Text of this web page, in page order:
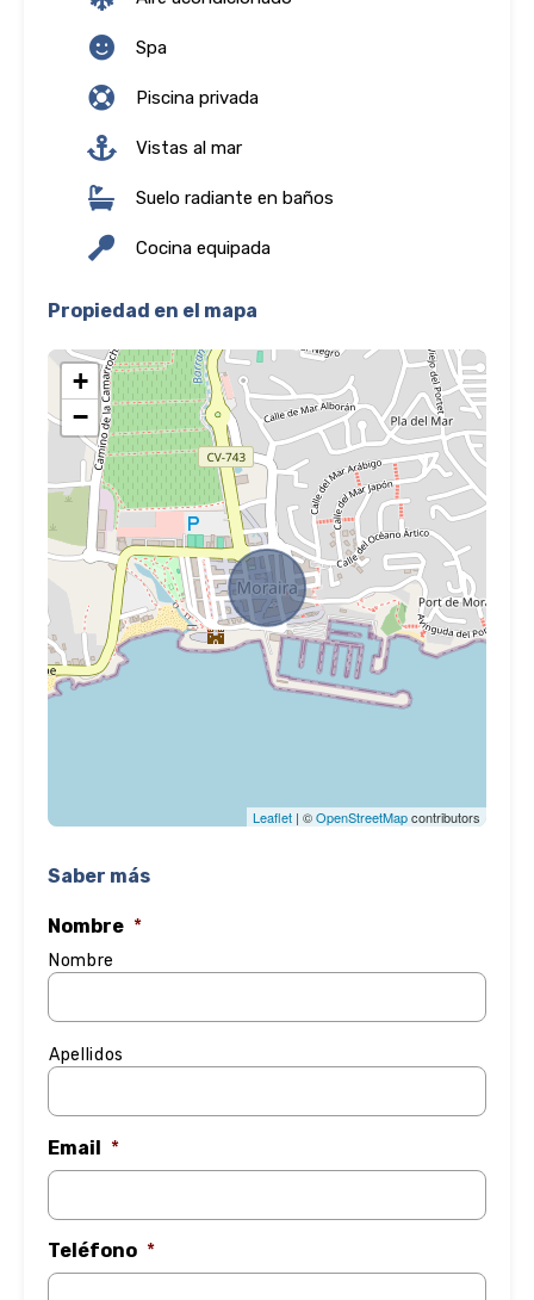
Spa
Piscina privada
Vistas al mar
Suelo radiante en baños
Cocina equipada
Propiedad en el mapa
+
−
Leaflet | ©OpenStreetMapcontributors
Saber más
Nombre *
Nombre
Apellidos
Email *
Teléfono *